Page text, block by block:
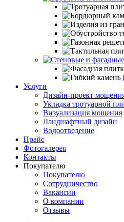
Услуги
Дизайн-проект
Укладка тротуарной
Визуализация мощения
Ландшафтный дизайн
Водоотведение
Прайс
Фотогалерея
Контакты
Покупателю
Покупателю
Сотрудничество
Вакансии
О компании
Отзывы